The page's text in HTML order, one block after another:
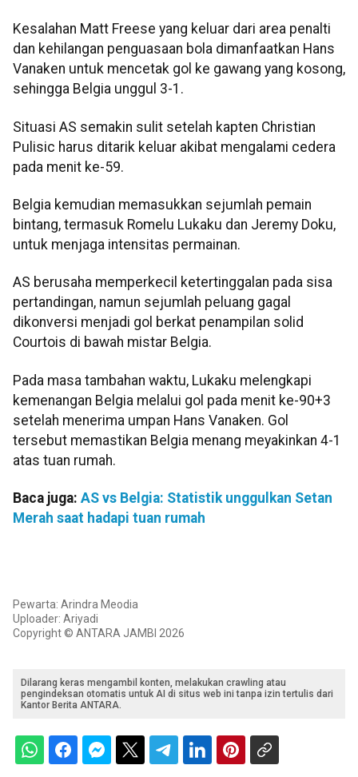
Kesalahan Matt Freese yang keluar dari area penalti
dan kehilangan penguasaan bola dimanfaatkan Hans
Vanaken untuk mencetak gol ke gawang yang kosong,
sehingga Belgia unggul 3-1.
Situasi AS semakin sulit setelah kapten Christian
Pulisic harus ditarik keluar akibat mengalami cedera
pada menit ke-59.
Belgia kemudian memasukkan sejumlah pemain
bintang, termasuk Romelu Lukaku dan Jeremy Doku,
untuk menjaga intensitas permainan.
AS berusaha memperkecil ketertinggalan pada sisa
pertandingan, namun sejumlah peluang gagal
dikonversi menjadi gol berkat penampilan solid
Courtois di bawah mistar Belgia.
Pada masa tambahan waktu, Lukaku melengkapi
kemenangan Belgia melalui gol pada menit ke-90+3
setelah menerima umpan Hans Vanaken. Gol
tersebut memastikan Belgia menang meyakinkan 4-1
atas tuan rumah.
Baca juga: AS vs Belgia: Statistik unggulkan Setan
Merah saat hadapi tuan rumah
Pewarta: Arindra Meodia
Uploader: Ariyadi
Copyright © ANTARA JAMBI 2026
Dilarang keras mengambil konten, melakukan crawling atau
pengindeksan otomatis untuk AI di situs web ini tanpa izin tertulis dari
Kantor Berita ANTARA.